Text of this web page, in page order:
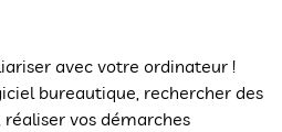
avec votre ordinateur !
bureautique, rechercher des
vos démarches